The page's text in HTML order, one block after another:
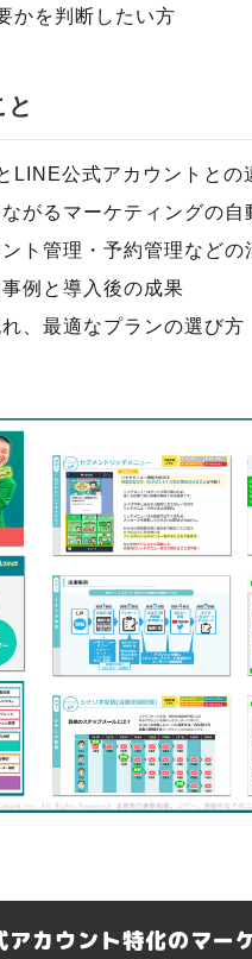
かを判断したい方
と
LINE公式アカウントとの
がるマーケティングの自
ト管理・予約管理などの
例と導入後の成果
、最適なプランの選び方
カウント特化のマー